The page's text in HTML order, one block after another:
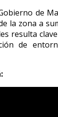
de
la zona a
resulta
de